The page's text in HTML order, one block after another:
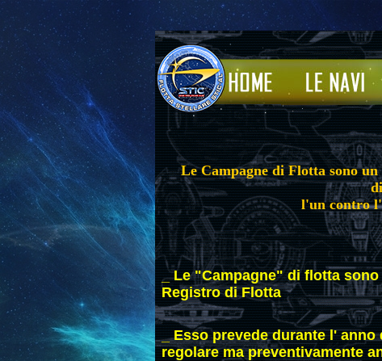
Le Campagne di Flotta sono
l'un contro
_ Le "Campagne" di flotta
Registro di Flotta
_ Esso prevede durante l'
regolare ma preventivamente